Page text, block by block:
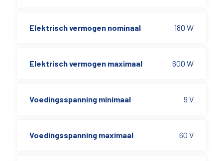
Elektrisch vermogen nominaal 180 W
Elektrisch vermogen maximaal 600 W
Voedingsspanning minimaal 9 V
Voedingsspanning maximaal 60 V